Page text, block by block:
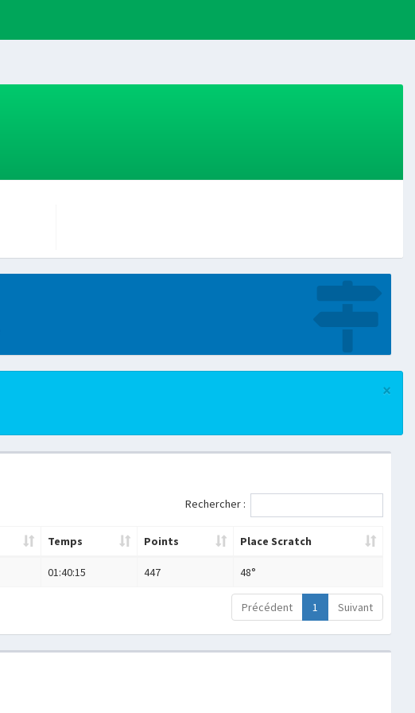
×
Rechercher :
Temps Points Place Scratch
01:40:15 447 48°
Précédent 1 Suivant